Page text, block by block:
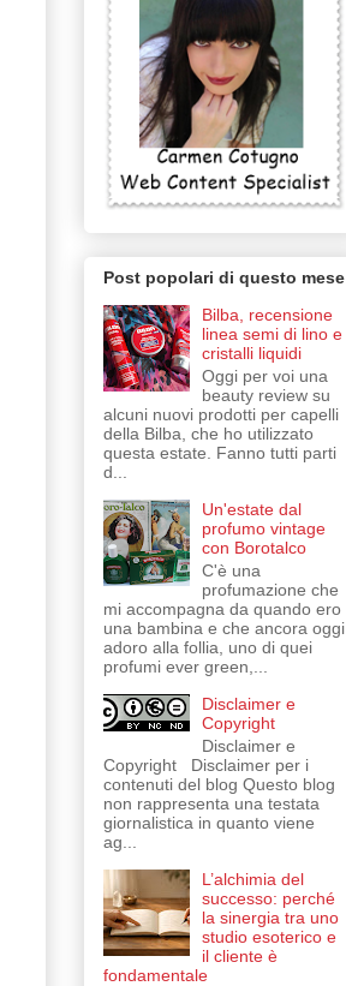
Post popolari di questo mese
Bilba, recensione
linea semi di lino e
cristalli liquidi
Oggi per voi una
beauty review su
alcuni nuovi prodotti per capelli
della Bilba, che ho utilizzato
questa estate. Fanno tutti parti
d...
Un'estate dal
profumo vintage
con Borotalco
C'è una
profumazione che
mi accompagna da quando ero
una bambina e che ancora oggi
adoro alla follia, uno di quei
profumi ever green,...
Disclaimer e
Copyright
Disclaimer e
Copyright Disclaimer per i
contenuti del blog Questo blog
non rappresenta una testata
giornalistica in quanto viene
ag...
L’alchimia del
successo: perché
la sinergia tra uno
studio esoterico e
il cliente è
fondamentale